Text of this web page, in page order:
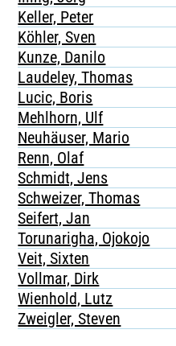
Keller, Peter
Köhler, Sven
Kunze, Danilo
Laudeley, Thomas
Lucic, Boris
Mehlhorn, Ulf
Neuhäuser, Mario
Renn, Olaf
Schmidt, Jens
Schweizer, Thomas
Seifert, Jan
Torunarigha, Ojokojo
Veit, Sixten
Vollmar, Dirk
Wienhold, Lutz
Zweigler, Steven